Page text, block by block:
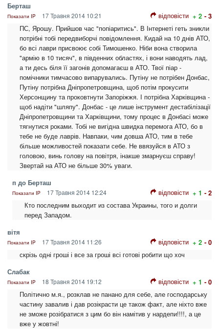
Берташ
Показати IP 17 Травня 2014 10:21 відповісти + 2 - 3
ПС, Ярошу. Прийшов час "попіаритись". В Інтернеті геть зникли
потрібні тобі передвиборчі повідомлення. Кидай на 10 днів АТО,
бо всі лаври присвоює собі Тимошенко. Ніби вона створила
"армію в 10 тисяч", в південних областях, і вони наводять лад,
а ти десь біля її загонів допомагаєш в АТО. Твої піар -
помічники тимчасово випарувались. Путіну не потрібен Донбас,
Путіну потрібна Дніпропетровщина, щоб потім прокусити
Херсонщину та проковтнути Запоріжжя. І потрібна Харківщина -
щоб надіти "шляпу". Донбас - це лише інструмент дестабілізації
Дніпропетровщини та Харківщини, тому процес в Донбасі може
тягнутися роками. Тобі не вигідна швидка перемога АТО, бо в
тебе не буде лаврів. Навпаки, чим довша АТО, тим в тебе
більше можливостей показати себе. Не ввязуйся в АТО з
головою, винь голову на повітря, інакше змарнуєш справу!
Звертай на АТО не більше 30% уваги.
п до Берташ
Показати IP 17 Травня 2014 12:24 відповісти + 1 - 2
Кто последним выходит из состава Украины, того и долги
перед Западом.
вітя
Показати IP 17 Травня 2014 11:26 відповісти + 2 - 0
скрізь одні гроші і все за гроші всі готові робити що хоч
Слабак
Показати IP 18 Травня 2014 19:12 відповісти + 1 - 0
Політично м.я., розклав не панано для себе, але господарську
частину завалив і дав розікрасти це також факт, але ніхто вже
не зможе розібратися з цим бо він намітив у нардепи!!!!, а це
вже у жовтні!